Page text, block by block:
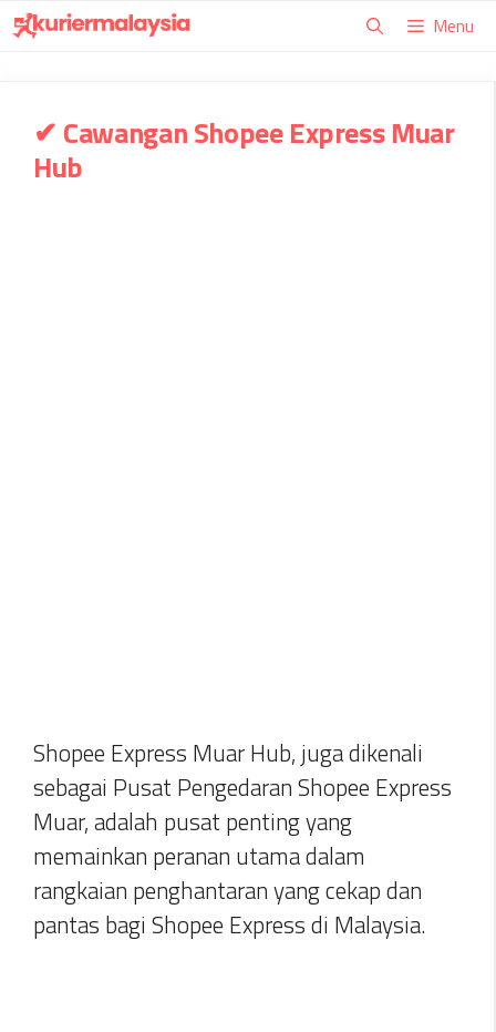
Skip
to
Menu
✔ Cawangan Shopee Express Muar
Hub
Shopee Express Muar Hub, juga dikenali
sebagai Pusat Pengedaran Shopee Express
Muar, adalah pusat penting yang
memainkan peranan utama dalam
rangkaian penghantaran yang cekap dan
pantas bagi Shopee Express di Malaysia.